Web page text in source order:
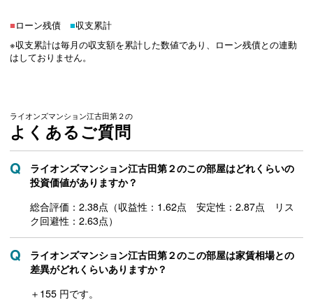
■ローン残債■収支累計
※収支累計は毎月の収支額を累計した数値であり、ローン残債との連動
はしておりません。
ライオンズマンション江古田第２の
よくあるご質問
ライオンズマンション江古田第２のこの部屋はどれくらいの
投資価値がありますか？
総合評価：2.38点（収益性：1.62点 安定性：2.87点 リス
ク回避性：2.63点）
ライオンズマンション江古田第２のこの部屋は家賃相場との
差異がどれくらいありますか？
＋155 円です。